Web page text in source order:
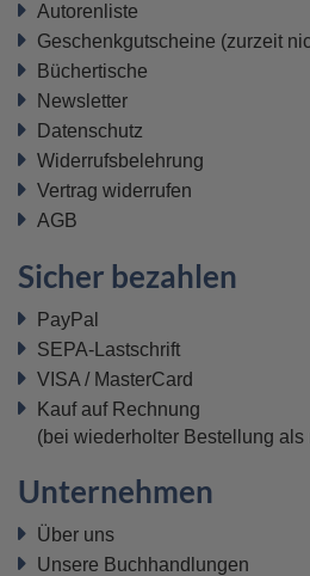
Autorenliste
Geschenkgutscheine (zurzeit
Büchertische
Newsletter
Datenschutz
Widerrufsbelehrung
Vertrag widerrufen
AGB
Sicher bezahlen
PayPal
SEPA-Lastschrift
VISA / MasterCard
Kauf auf Rechnung
(bei wiederholter Bestellung als
Unternehmen
Über uns
Unsere Buchhandlungen